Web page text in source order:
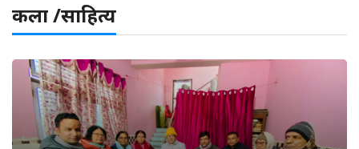
कला /साहित्य